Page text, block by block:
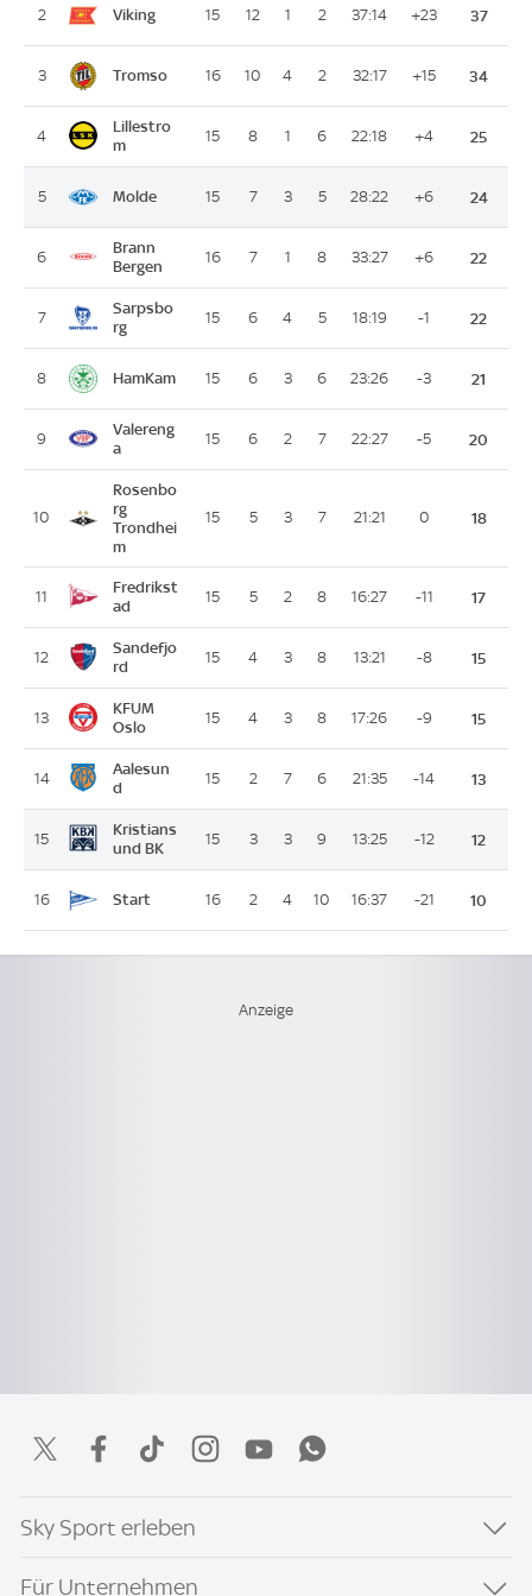
2 Viking 15 12 1 2 37:14 +23 37
3 Tromso 16 10 4 2 32:17 +15 34
4
Lillestro
m
15 8 1 6 22:18 +4 25
5 Molde 15 7 3 5 28:22 +6 24
6
Brann
Bergen
16 7 1 8 33:27 +6 22
7
Sarpsbo
rg
15 6 4 5 18:19 -1 22
8 HamKam 15 6 3 6 23:26 -3 21
9
Valereng
a
15 6 2 7 22:27 -5 20
10
Rosenbo
rg
Trondhei
m
15 5 3 7 21:21 0 18
11
Fredrikst
ad
15 5 2 8 16:27 -11 17
12
Sandefjo
rd
15 4 3 8 13:21 -8 15
13
KFUM
Oslo
15 4 3 8 17:26 -9 15
14
Aalesun
d
15 2 7 6 21:35 -14 13
15
Kristians
und BK
15 3 3 9 13:25 -12 12
16 Start 16 2 4 10 16:37 -21 10
Sky Sport erleben
Für Unternehmen